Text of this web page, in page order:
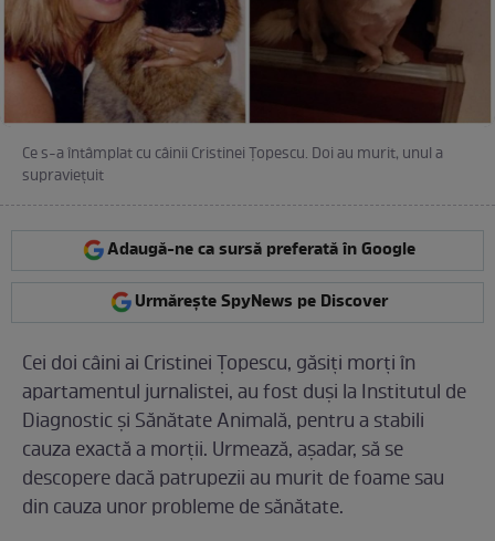
Ce s-a întâmplat cu câinii Cristinei Țopescu. Doi au murit, unul a
supraviețuit
Adaugă-ne ca sursă preferată în Google
Urmărește SpyNews pe Discover
Cei doi câini ai Cristinei Țopescu, găsiți morți în
apartamentul jurnalistei, au fost duși la Institutul de
Diagnostic și Sănătate Animală, pentru a stabili
cauza exactă a morții. Urmează, așadar, să se
descopere dacă patrupezii au murit de foame sau
din cauza unor probleme de sănătate.